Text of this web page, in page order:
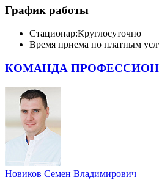
График работы
Стационар:Круглосуточно
Время приема по платным
КОМАНДА
Новиков Семен Владимирович